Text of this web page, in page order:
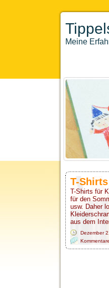
Meine
T-
T-Shirts für
für den
usw. Daher
aus dem
Dezember